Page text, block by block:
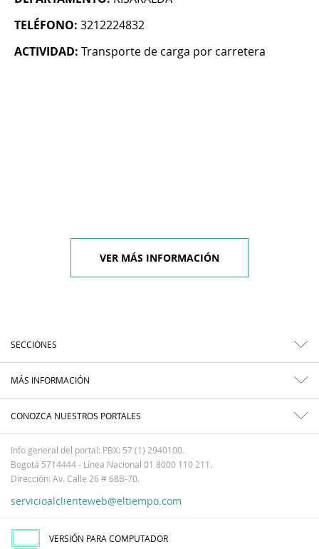
TELÉFONO: 3212224832
ACTIVIDAD: Transporte de carga por carretera
VER MÁS INFORMACIÓN
SECCIONES
MÁS INFORMACIÓN
CONOZCA NUESTROS PORTALES
Info general del portal: PBX: 57 (1) 2940100.
Bogotá 5714444 - Línea Nacional 01 8000 110 211.
Dirección: Av. Calle 26 # 68B-70.
servicioalclienteweb@eltiempo.com
VERSIÓN PARA COMPUTADOR